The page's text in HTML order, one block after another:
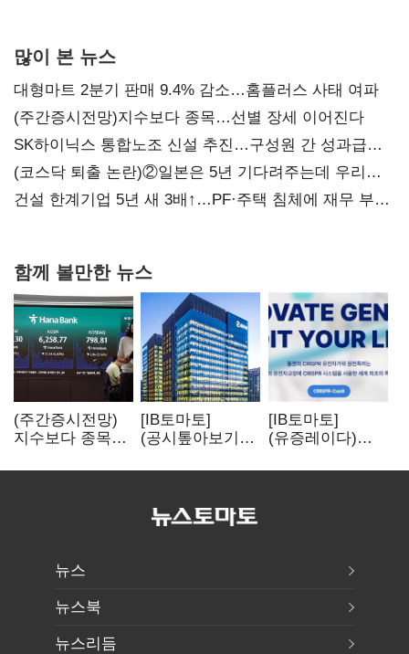
많이 본 뉴스
대형마트 2분기 판매 9.4% 감소…홈플러스 사태 여파
(주간증시전망)지수보다 종목…선별 장세 이어진다
SK하이닉스 통합노조 신설 추진…구성원 간 성과급
불만 확산
(코스닥 퇴출 논란)②일본은 5년 기다려주는데 우리는
당장 퇴출?…시간만으론 부족한 코스닥 구하기
건설 한계기업 5년 새 3배↑…PF·주택 침체에 재무 부담
함께 볼만한 뉴스
(주간증시전망)
지수보다 종목…
이어진다
[IB토마토]
(공시톺아보기)
바로 매출로
[IB토마토]
(유증레이다)
3분의 1 토막…
뉴스
뉴스북
뉴스리듬